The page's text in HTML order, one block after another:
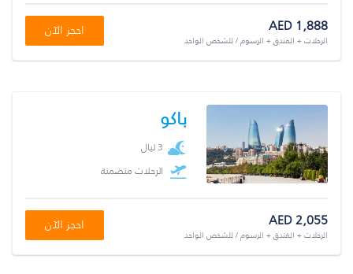
AED 1,888
الرحلات + الفندق + الرسوم / للشخص الواحد
احجز الآن
باكو
3 ليال
الرحلات متضمنة
AED 2,055
الرحلات + الفندق + الرسوم / للشخص الواحد
احجز الآن